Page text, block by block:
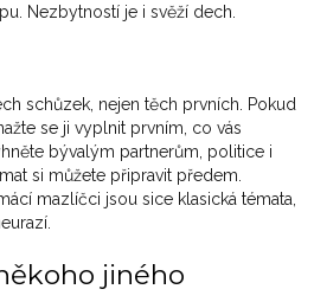
Nezbytností je i svěží dech.
schůzek, nejen těch prvních. Pokud
se ji vyplnit prvním, co vás
bývalým partnerům, politice i
si můžete připravit předem.
mazlíčci jsou sice klasická témata,
jiného